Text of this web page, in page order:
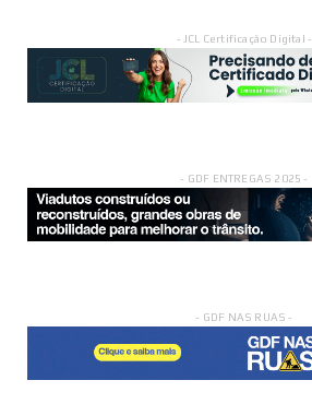
- JCL Certificação Digital -
- GDF ENTREGAS 2025 -
- GDF NAS RUAS -